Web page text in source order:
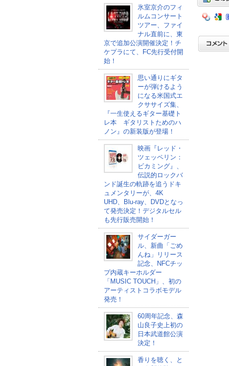
氷室京介のフィ
ルムコンサート
ツアー、ファイ
ナル直前に、東
京で追加公演開催決定！チ
ケプラにて、FC先行受付開
始！
思い通りにギタ
ーが弾けるよう
になる米国式エ
クササイズ集、
『一生使えるギター基礎ト
レ本 ギタリストためのハ
ノン』の新装版が登場！
映画『レッド・
ツェッペリン：
ビカミング』、
伝説的ロックバ
ンド誕生の軌跡を追うドキ
ュメンタリーが、4K
UHD、Blu-ray、DVDとなっ
て発売決定！デジタルセル
も先行販売開始！
サイダーガー
ル、新曲「ごめ
んね」リリース
記念、NFCチッ
プ内蔵キーホルダー
「MUSIC TOUCH」、初の
アーティストコラボモデル
発売！
60周年記念、森
山良子史上初の
日本武道館公演
決定！
香りを聴く、と